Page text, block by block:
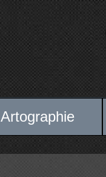
Artographie